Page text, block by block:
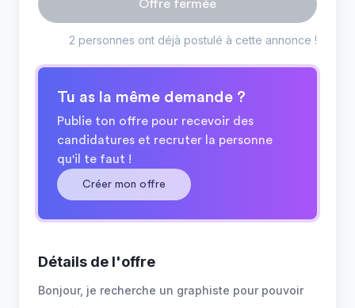
Offre fermée
2 personnes ont déjà postulé à cette annonce !
Tu as la même demande ?
Publie ton offre pour recevoir des
candidatures et recruter la personne
qu'il te faut !
Créer mon offre
Détails de l'offre
Bonjour, je recherche un graphiste pour pouvoir